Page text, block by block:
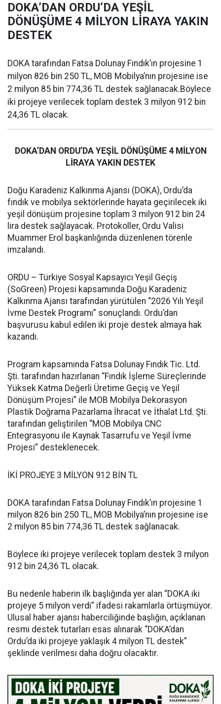
DOKA’DAN ORDU’DA YEŞİL
DÖNÜŞÜME 4 MİLYON LİRAYA YAKIN
DESTEK
DOKA tarafından Fatsa Dolunay Fındık’ın projesine 1
milyon 826 bin 250 TL, MOB Mobilya’nın projesine ise
2 milyon 85 bin 774,36 TL destek sağlanacak.Böylece
iki projeye verilecek toplam destek 3 milyon 912 bin
24,36 TL olacak.
DOKA’DAN ORDU’DA YEŞİL DÖNÜŞÜME 4 MİLYON
LİRAYA YAKIN DESTEK
Doğu Karadeniz Kalkınma Ajansı (DOKA), Ordu’da
fındık ve mobilya sektörlerinde hayata geçirilecek iki
yeşil dönüşüm projesine toplam 3 milyon 912 bin 24
lira destek sağlayacak. Protokoller, Ordu Valisi
Muammer Erol başkanlığında düzenlenen törenle
imzalandı.
ORDU – Türkiye Sosyal Kapsayıcı Yeşil Geçiş
(SoGreen) Projesi kapsamında Doğu Karadeniz
Kalkınma Ajansı tarafından yürütülen “2026 Yılı Yeşil
İvme Destek Programı” sonuçlandı. Ordu’dan
başvurusu kabul edilen iki proje destek almaya hak
kazandı.
Program kapsamında Fatsa Dolunay Fındık Tic. Ltd.
Şti. tarafından hazırlanan “Fındık İşleme Süreçlerinde
Yüksek Katma Değerli Üretime Geçiş ve Yeşil
Dönüşüm Projesi” ile MOB Mobilya Dekorasyon
Plastik Doğrama Pazarlama İhracat ve İthalat Ltd. Şti.
tarafından geliştirilen “MOB Mobilya CNC
Entegrasyonu ile Kaynak Tasarrufu ve Yeşil İvme
Projesi” desteklenecek.
İKİ PROJEYE 3 MİLYON 912 BİN TL
DOKA tarafından Fatsa Dolunay Fındık’ın projesine 1
milyon 826 bin 250 TL, MOB Mobilya’nın projesine ise
2 milyon 85 bin 774,36 TL destek sağlanacak.
Böylece iki projeye verilecek toplam destek 3 milyon
912 bin 24,36 TL olacak.
Bu nedenle haberin ilk başlığında yer alan “DOKA iki
projeye 5 milyon verdi” ifadesi rakamlarla örtüşmüyor.
Ulusal haber ajansı haberciliğinde başlığın, açıklanan
resmi destek tutarları esas alınarak “DOKA’dan
Ordu’da iki projeye yaklaşık 4 milyon TL destek”
şeklinde verilmesi daha doğru olacaktır.